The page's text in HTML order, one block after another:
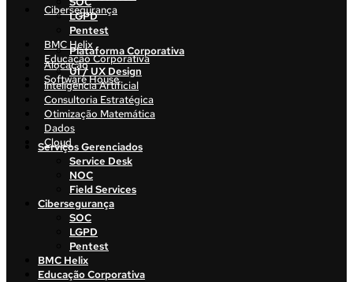
Cibersegurança
LGPD
Pentest
BMC Helix
Educação Corporativa
Plataforma Corporativa
Alocação
Software House
UI / UX Design
Inteligência Artificial
Consultoria Estratégica
Otimização Matemática
Dados
Cloud
Serviços Gerenciados
Service Desk
NOC
Field Services
Cibersegurança
SOC
LGPD
Pentest
BMC Helix
Educação Corporativa